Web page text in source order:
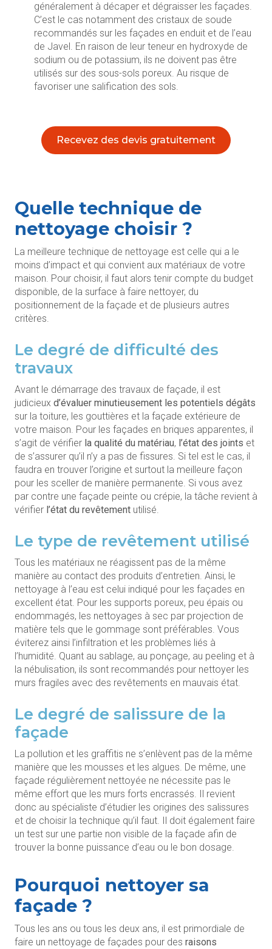
généralement à décaper et dégraisser les façades.
C’est le cas notamment des cristaux de soude
recommandés sur les façades en enduit et de l’eau
de Javel. En raison de leur teneur en hydroxyde de
sodium ou de potassium, ils ne doivent pas être
utilisés sur des sous-sols poreux. Au risque de
favoriser une salification des sols.
Recevez des devis gratuitement
Quelle technique de
nettoyage choisir ?
La meilleure technique de nettoyage est celle qui a le
moins d’impact et qui convient aux matériaux de votre
maison. Pour choisir, il faut alors tenir compte du budget
disponible, de la surface à faire nettoyer, du
positionnement de la façade et de plusieurs autres
critères.
Le degré de difficulté des
travaux
Avant le démarrage des travaux de façade, il est
judicieux d’évaluer minutieusement les potentiels dégâts
sur la toiture, les gouttières et la façade extérieure de
votre maison. Pour les façades en briques apparentes, il
s’agit de vérifier la qualité du matériau, l’état des joints et
de s’assurer qu’il n’y a pas de fissures. Si tel est le cas, il
faudra en trouver l’origine et surtout la meilleure façon
pour les sceller de manière permanente. Si vous avez
par contre une façade peinte ou crépie, la tâche revient à
vérifier l’état du revêtement utilisé.
Le type de revêtement utilisé
Tous les matériaux ne réagissent pas de la même
manière au contact des produits d’entretien. Ainsi, le
nettoyage à l’eau est celui indiqué pour les façades en
excellent état. Pour les supports poreux, peu épais ou
endommagés, les nettoyages à sec par projection de
matière tels que le gommage sont préférables. Vous
éviterez ainsi l’infiltration et les problèmes liés à
l’humidité. Quant au sablage, au ponçage, au peeling et à
la nébulisation, ils sont recommandés pour nettoyer les
murs fragiles avec des revêtements en mauvais état.
Le degré de salissure de la
façade
La pollution et les graffitis ne s’enlèvent pas de la même
manière que les mousses et les algues. De même, une
façade régulièrement nettoyée ne nécessite pas le
même effort que les murs forts encrassés. Il revient
donc au spécialiste d’étudier les origines des salissures
et de choisir la technique qu’il faut. Il doit également faire
un test sur une partie non visible de la façade afin de
trouver la bonne puissance d’eau ou le bon dosage.
Pourquoi nettoyer sa
façade ?
Tous les ans ou tous les deux ans, il est primordiale de
faire un nettoyage de façades pour des raisons